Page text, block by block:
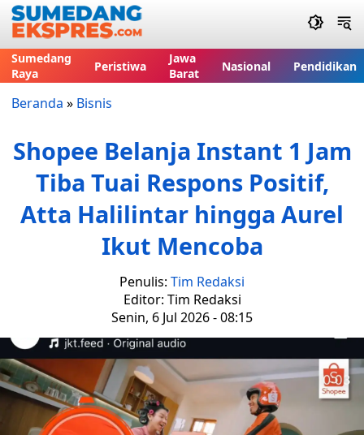
Sumedang
Raya
Peristiwa
Jawa
Barat
Nasional Pendidikan
Beranda » Bisnis
Shopee Belanja Instant 1 Jam
Tiba Tuai Respons Positif,
Atta Halilintar hingga Aurel
Ikut Mencoba
Penulis: Tim Redaksi
Editor: Tim Redaksi
Senin, 6 Jul 2026 - 08:15